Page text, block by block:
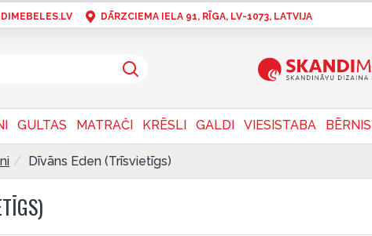
DĀRZCIEMA IELA 91, RĪGA, LV-1073, LATVIJA
GULTAS MATRAČI KRĒSLI GALDI VIESISTABA
Dīvāns Eden (Trīsvietīgs)